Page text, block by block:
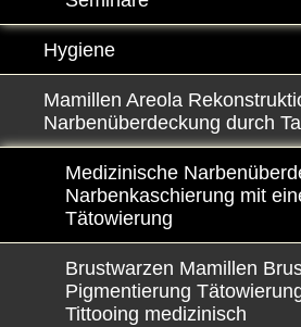
Hygiene
Mamillen Areola
Narbenüberdeckung durch
Medizinische
Narbenkaschierung mit
Tätowierung
Brustwarzen Mamillen
Pigmentierung
Tittooing medizinisch